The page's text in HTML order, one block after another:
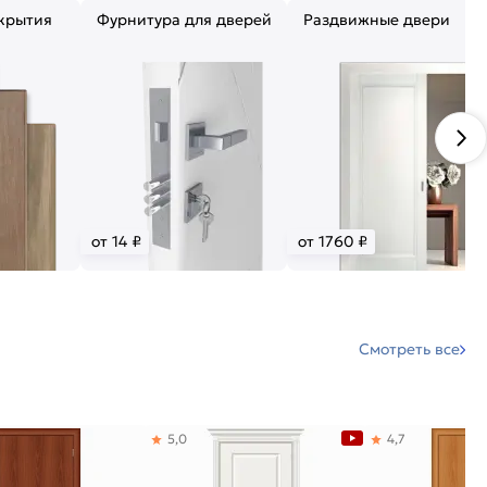
Фурнитура для дверей
от 14 ₽
Раздвижные двери
от 1760 ₽
Смотреть все
5,0 4,7